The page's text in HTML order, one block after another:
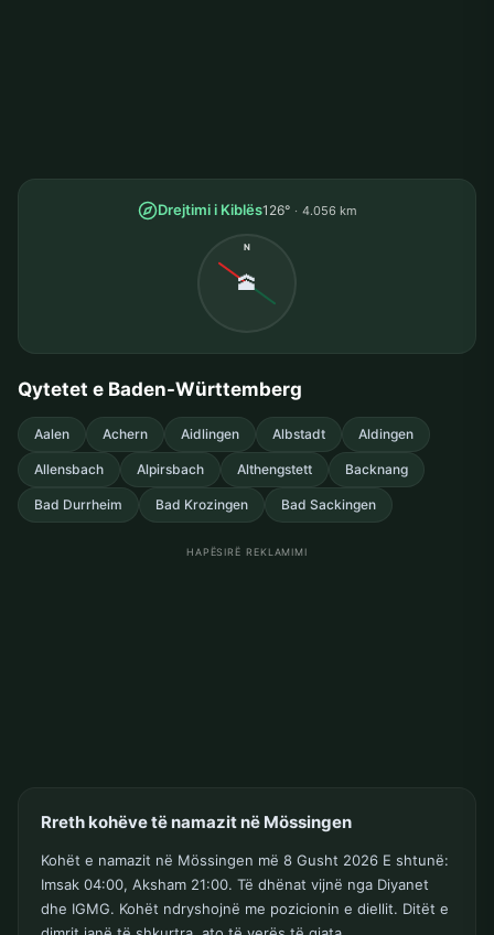
Drejtimi i Kiblës126° 4.056 km
N
🕋
Qytetet e Baden-Württemberg
Aalen Achern Aidlingen Albstadt Aldingen
Allensbach Alpirsbach Althengstett Backnang
Bad Durrheim Bad Krozingen Bad Sackingen
HAPËSIRË REKLAMIMI
Rreth kohëve të namazit në Mössingen
Kohët e namazit në Mössingen më 8 Gusht 2026 E shtunë:
Imsak 04:00, Aksham 21:00. Të dhënat vijnë nga Diyanet
dhe IGMG. Kohët ndryshojnë me pozicionin e diellit. Ditët e